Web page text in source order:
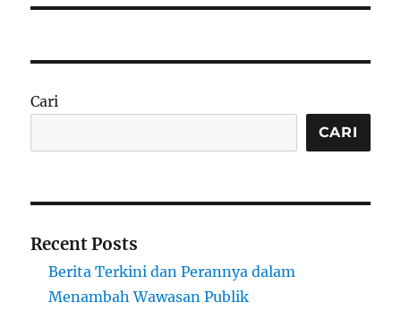
Cari
CARI
Recent Posts
Berita Terkini dan Perannya dalam
Menambah Wawasan Publik